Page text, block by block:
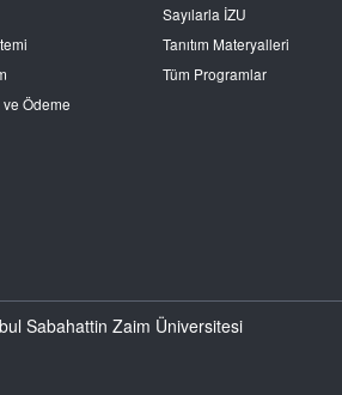
Ödeme
Sayılarla İZU
Tanıtım Materyalleri
Tüm Programlar
Sabahattin Zaim Üniversitesi